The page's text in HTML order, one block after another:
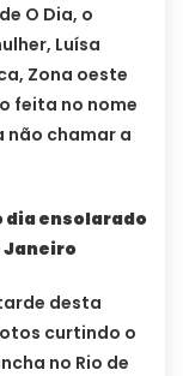
O Dia, o
Luísa
Zona oeste
feita no nome
não chamar a
dia ensolarado
Janeiro
desta
curtindo o
no Rio de